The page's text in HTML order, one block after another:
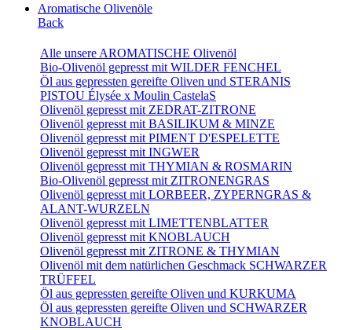
Aromatische Olivenöle
Back
Alle unsere AROMATISCHE Olivenöl
Bio-Olivenöl gepresst mit WILDER FENCHEL
Öl aus gepressten gereifte Oliven und STERANIS
PISTOU Élysée x Moulin CastelaS
Olivenöl gepresst mit ZEDRAT-ZITRONE
Olivenöl gepresst mit BASILIKUM & MINZE
Olivenöl gepresst mit PIMENT D'ESPELETTE
Olivenöl gepresst mit INGWER
Olivenöl gepresst mit THYMIAN & ROSMARIN
Bio-Olivenöl gepresst mit ZITRONENGRAS
Olivenöl gepresst mit LORBEER, ZYPERNGRAS &
ALANT-WURZELN
Olivenöl gepresst mit LIMETTENBLATTER
Olivenöl gepresst mit KNOBLAUCH
Olivenöl gepresst mit ZITRONE & THYMIAN
Olivenöl mit dem natürlichen Geschmack SCHWARZER
TRÜFFEL
Öl aus gepressten gereifte Oliven und KURKUMA
Öl aus gepressten gereifte Oliven und SCHWARZER
KNOBLAUCH